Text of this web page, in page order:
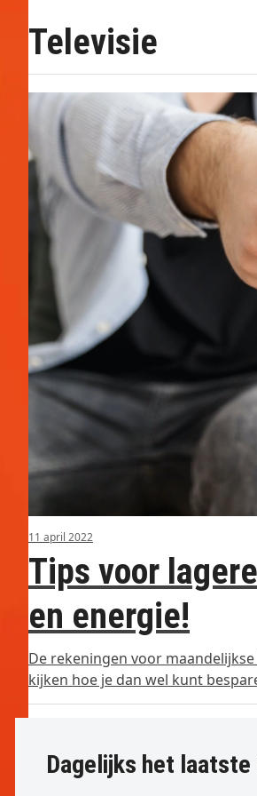
Televisie
11 april 2022
Tips voor
en energie!
De rekeningen voor
kijken hoe je dan wel kunt
Dagelijks het laatste